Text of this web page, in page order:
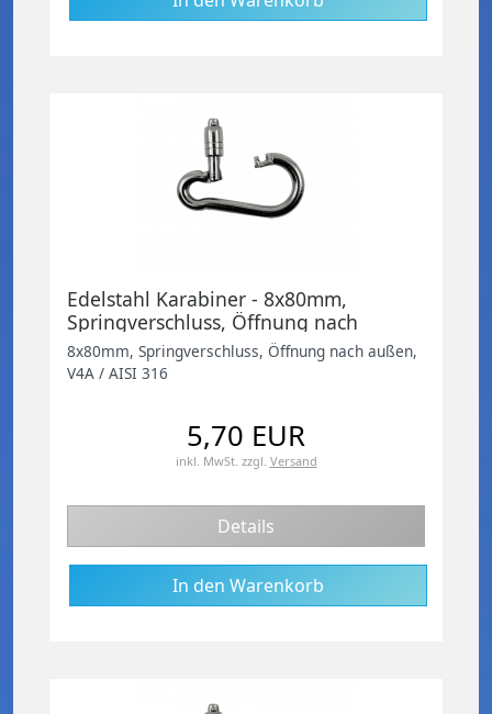
Edelstahl Karabiner - 8x80mm,
Springverschluss, Öffnung nach
außen, V4A / AISI 316
8x80mm, Springverschluss, Öffnung nach außen,
V4A / AISI 316
5,70 EUR
inkl. MwSt. zzgl. Versand
Details